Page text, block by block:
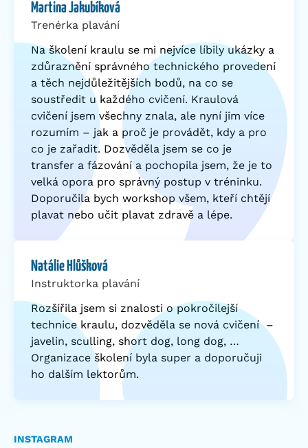
Martina Jakubíková
Trenérka plavání
Na školení kraulu se mi nejvíce líbily ukázky a
zdůraznění správného technického provedení
a těch nejdůležitějších bodů, na co se
soustředit u každého cvičení. Kraulová
cvičení jsem všechny znala, ale nyní jim více
rozumím – jak a proč je provádět, kdy a pro
co je zařadit. Dozvěděla jsem se co je
transfer a fázování a pochopila jsem, že je to
velká opora pro správný postup v tréninku.
Doporučila bych workshop všem, kteří chtějí
plavat nebo učit plavat zdravě a lépe.
Natálie Hlůšková
Instruktorka plavání
Rozšířila jsem si znalosti o pokročilejší
technice kraulu, dozvěděla se nová cvičení –
javelin, sculling, short dog, long dog, …
Organizace školení byla super a doporučuji
ho dalším lektorům.
INSTAGRAM